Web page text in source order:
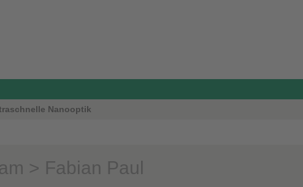
Nanooptik
> Fabian Paul